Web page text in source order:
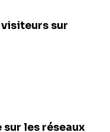
sur
sur les réseaux